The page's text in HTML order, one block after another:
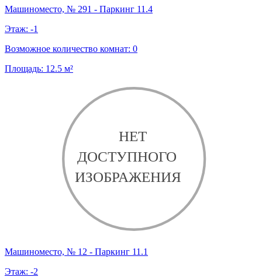
Машиноместо, № 291 - Паркинг 11.4
Этаж: -1
Возможное количество комнат: 0
Площадь: 12.5 м²
Машиноместо, № 12 - Паркинг 11.1
Этаж: -2